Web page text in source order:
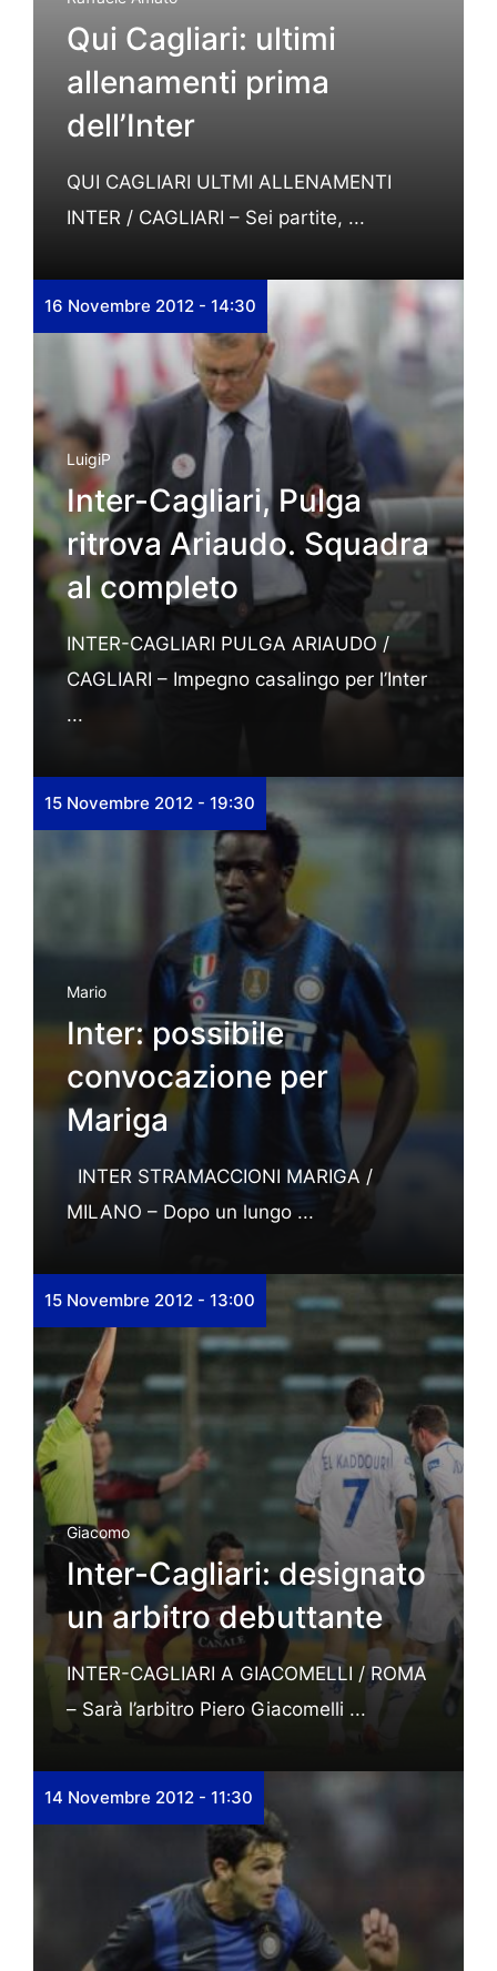
Qui Cagliari: ultimi
allenamenti prima
dell’Inter
QUI CAGLIARI ULTMI ALLENAMENTI
INTER / CAGLIARI – Sei partite, ...
16 Novembre 2012 - 14:30
LuigiP
Inter-Cagliari, Pulga
ritrova Ariaudo. Squadra
al completo
INTER-CAGLIARI PULGA ARIAUDO /
CAGLIARI – Impegno casalingo per l’Inter
...
15 Novembre 2012 - 19:30
Mario
Inter: possibile
convocazione per
Mariga
INTER STRAMACCIONI MARIGA /
MILANO – Dopo un lungo ...
15 Novembre 2012 - 13:00
Giacomo
Inter-Cagliari: designato
un arbitro debuttante
INTER-CAGLIARI A GIACOMELLI / ROMA
– Sarà l’arbitro Piero Giacomelli ...
14 Novembre 2012 - 11:30